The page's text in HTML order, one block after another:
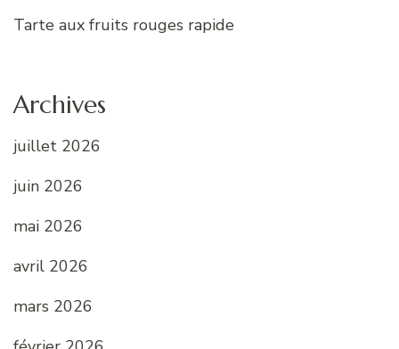
Tarte aux fruits rouges rapide
Archives
juillet 2026
juin 2026
mai 2026
avril 2026
mars 2026